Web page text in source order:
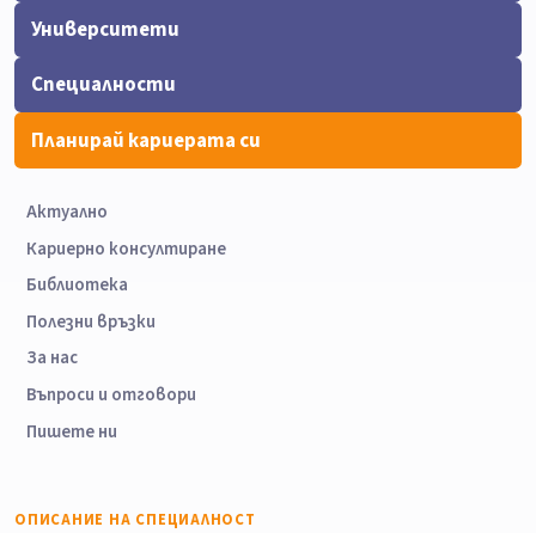
Университети
Специалности
Планирай кариерата си
Актуално
Кариерно консултиране
Библиотека
Полезни връзки
За нас
Въпроси и отговори
Пишете ни
ОПИСАНИЕ НА СПЕЦИАЛНОСТ